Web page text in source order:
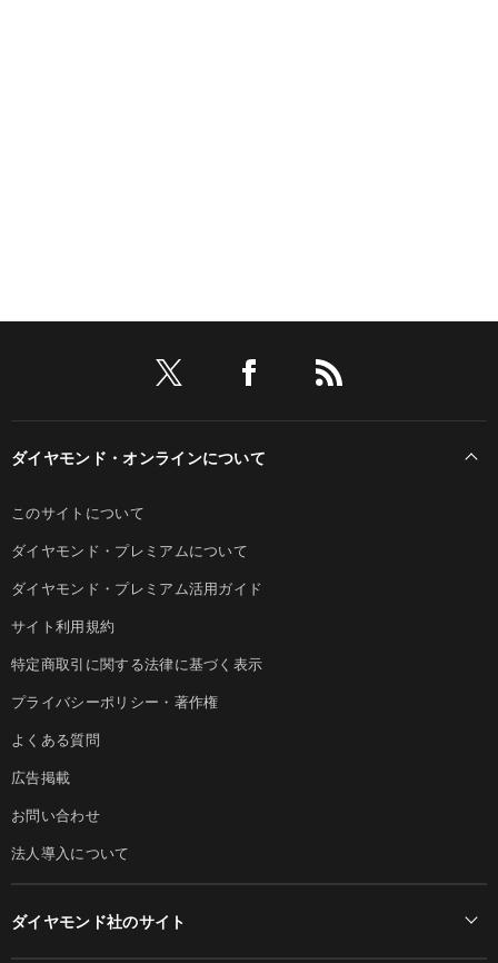
ダイヤモンド・オンラインについて
このサイトについて
ダイヤモンド・プレミアムについて
ダイヤモンド・プレミアム活用ガイド
サイト利用規約
特定商取引に関する法律に基づく表示
プライバシーポリシー・著作権
よくある質問
広告掲載
お問い合わせ
法人導入について
ダイヤモンド社のサイト